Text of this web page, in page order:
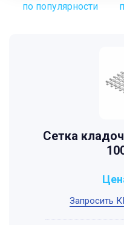
по популярности
Сетка
Запросить